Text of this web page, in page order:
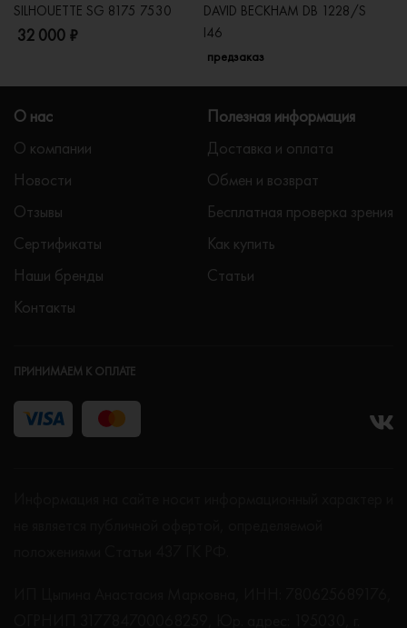
SILHOUETTE SG 8175 7530
32 000 ₽
DAVID BECKHAM DB 1228/S
I46
предзаказ
О нас
О компании
Новости
Отзывы
Сертификаты
Наши бренды
Контакты
Полезная информация
Доставка и оплата
Обмен и возврат
Бесплатная проверка зрения
Как купить
Статьи
ПРИНИМАЕМ К ОПЛАТЕ